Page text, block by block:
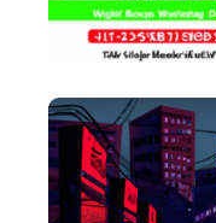
Create a fully
title and outline